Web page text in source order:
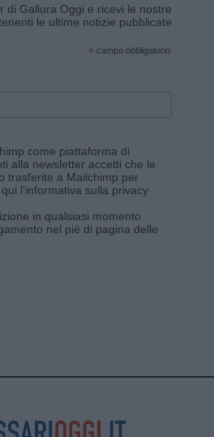
di Gallura Oggi e ricevi le nostre
le ultime notizie pubblicate
* campo obbligatorio
come piattaforma di
alla newsletter accetti che le
trasferite a Mailchimp per
l'informativa sulla privacy
in qualsiasi momento
nel piè di pagina delle